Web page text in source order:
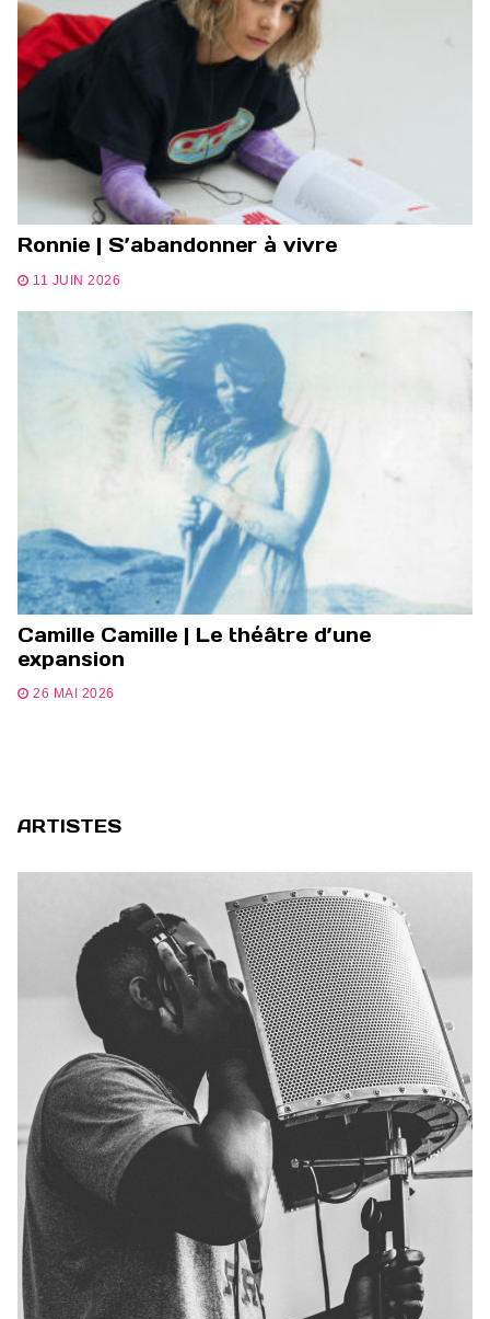
Ronnie | S’abandonner à vivre
11 JUIN 2026
Camille Camille | Le théâtre d’une
expansion
26 MAI 2026
ARTISTES